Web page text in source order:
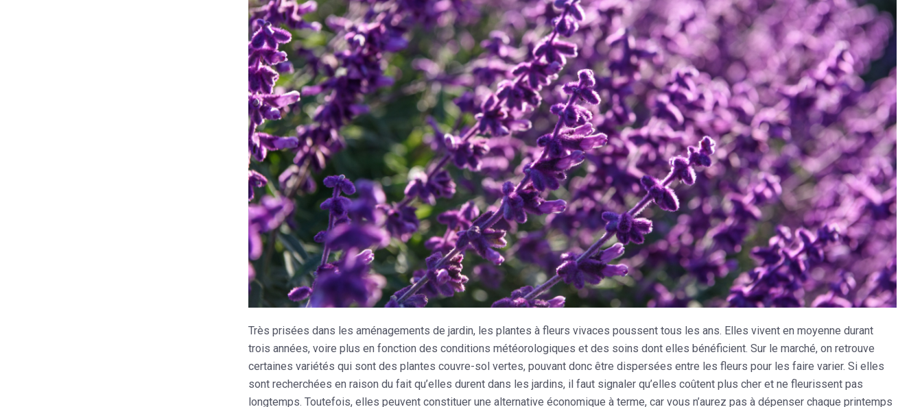
Très prisées dans les aménagements de jardin, les plantes à fleurs vivaces poussent tous les ans. Elles vivent en moyenne durant
trois années, voire plus en fonction des conditions météorologiques et des soins dont elles bénéficient. Sur le marché, on retrouve
certaines variétés qui sont des plantes couvre-sol vertes, pouvant donc être dispersées entre les fleurs pour les faire varier. Si elles
sont recherchées en raison du fait qu’elles durent dans les jardins, il faut signaler qu’elles coûtent plus cher et ne fleurissent pas
longtemps. Toutefois, elles peuvent constituer une alternative économique à terme, car vous n’aurez pas à dépenser chaque printemps